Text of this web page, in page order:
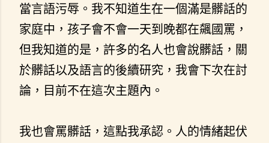
當言語污辱。我不知道生在一個滿是髒話的
家庭中，孩子會不會一天到晚都在飆國罵，
但我知道的是，許多的名人也會說髒話，關
於髒話以及語言的後續研究，我會下次在討
論，目前不在這次主題內。
我也會罵髒話，這點我承認。人的情緒起伏